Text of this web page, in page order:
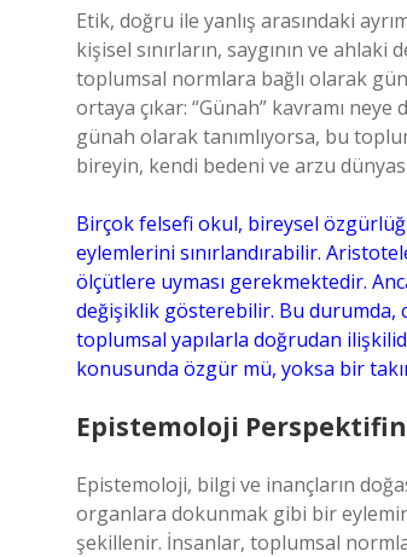
Etik, doğru ile yanlış arasındaki
kişisel sınırların, saygının ve
toplumsal normlara bağlı olarak
ortaya çıkar: “Günah” kavramı
günah olarak tanımlıyorsa, bu
bireyin, kendi bedeni ve arzu
Birçok felsefi okul, bireysel
eylemlerini sınırlandırabilir.
ölçütlere uyması gerekmektedir.
değişiklik gösterebilir. Bu durumda,
toplumsal yapılarla doğrudan
konusunda özgür mü, yoksa bir
Epistemoloji
Epistemoloji, bilgi ve inançların
organlara dokunmak gibi bir
şekillenir. İnsanlar, toplumsal